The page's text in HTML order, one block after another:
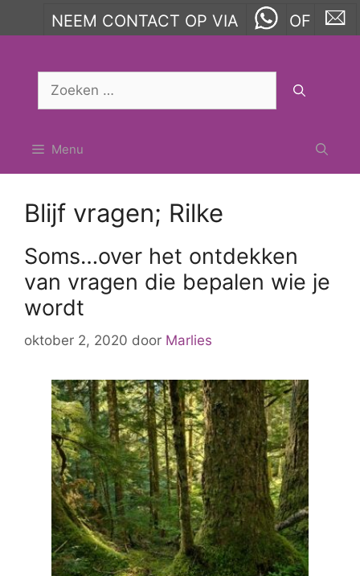
NEEM CONTACT OP VIA OF
Zoek
Menu
Blijf vragen; Rilke
Soms…over het ontdekken
van vragen die bepalen wie je
wordt
oktober 2, 2020 door Marlies